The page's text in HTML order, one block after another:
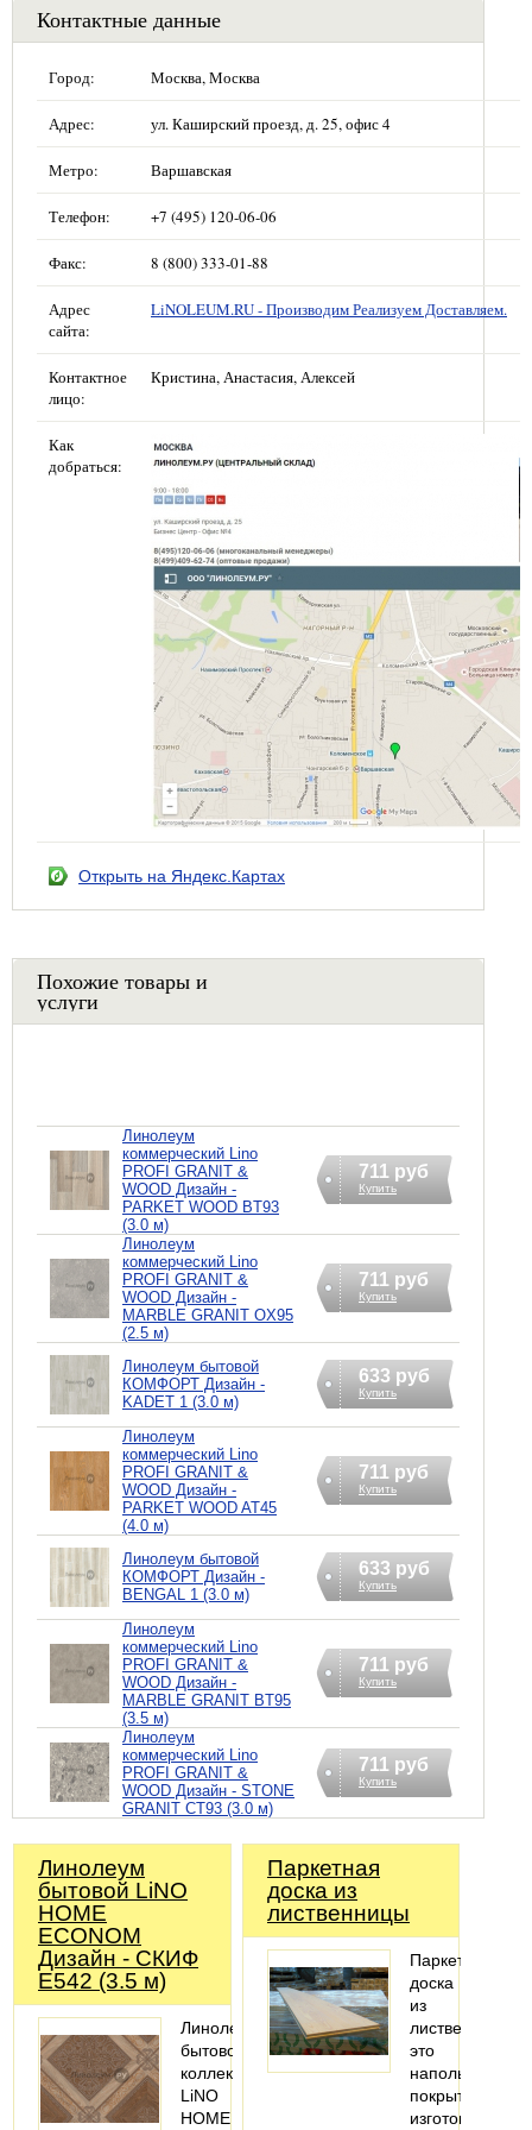
Контактные данные
Город: Москва, Москва
Адрес: ул. Каширский проезд, д. 25, офис 4
Метро: Варшавская
Телефон: +7 (495) 120-06-06
Факс: 8 (800) 333-01-88
Адрес
сайта:
LiNOLEUM.RU - Производим Реализуем Доставляем.
Контактное
лицо:
Кристина, Анастасия, Алексей
Как
добраться:
Открыть на Яндекс.Картах
Похожие товары и
услуги
Линолеум
коммерческий Lino
PROFI GRANIT &
WOOD Дизайн -
PARKET WOOD BT93
(3.0 м)
711 руб
Купить
Линолеум
коммерческий Lino
PROFI GRANIT &
WOOD Дизайн -
MARBLE GRANIT OX95
(2.5 м)
711 руб
Купить
Линолеум бытовой
КОМФОРТ Дизайн -
KADET 1 (3.0 м)
633 руб
Купить
Линолеум
коммерческий Lino
PROFI GRANIT &
WOOD Дизайн -
PARKET WOOD AT45
(4.0 м)
711 руб
Купить
Линолеум бытовой
КОМФОРТ Дизайн -
BENGAL 1 (3.0 м)
633 руб
Купить
Линолеум
коммерческий Lino
PROFI GRANIT &
WOOD Дизайн -
MARBLE GRANIT BT95
(3.5 м)
711 руб
Купить
Линолеум
коммерческий Lino
PROFI GRANIT &
WOOD Дизайн - STONE
GRANIT CT93 (3.0 м)
711 руб
Купить
Линолеум
бытовой LiNO
HOME
ECONOM
Дизайн - СКИФ
E542 (3.5 м)
Линолеум
бытовой
коллекции
LiNO
HOME
Паркетная
доска из
лиственницы
Паркетная
доска
из
лиственницы
это
напольное
покрытие,
изготовленное